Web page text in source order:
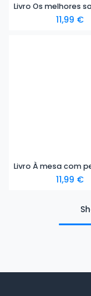
11,99 €
11,99 €